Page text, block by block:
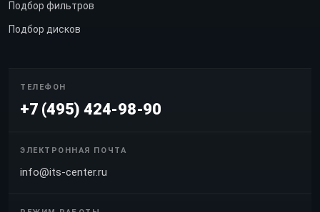
Подбор фильтров
Подбор дисков
ТЕЛЕФОН
+7 (495) 424-98-90
ЭЛЕКТРОННАЯ ПОЧТА
info@its-center.ru